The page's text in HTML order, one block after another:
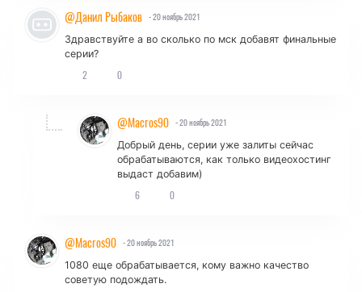
@Данил Рыбаков - 20 ноябрь 2021
Здравствуйте а во сколько по мск добавят финальные
серии?
2 0
@Macros90 - 20 ноябрь 2021
Добрый день, серии уже залиты сейчас
обрабатываются, как только видеохостинг
выдаст добавим)
6 0
@Macros90 - 20 ноябрь 2021
1080 еще обрабатывается, кому важно качество
советую подождать.